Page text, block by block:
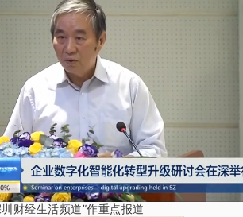
圳财经生活频道”作重点报道